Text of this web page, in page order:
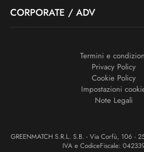
CORPORATE / ADV
Termini e
Privacy Policy
Cookie Policy
Impostazioni
Note Legali
GREENMATCH S.R.L. S.B. - Via Corfù, 106 -
IVA e CodiceFiscale: